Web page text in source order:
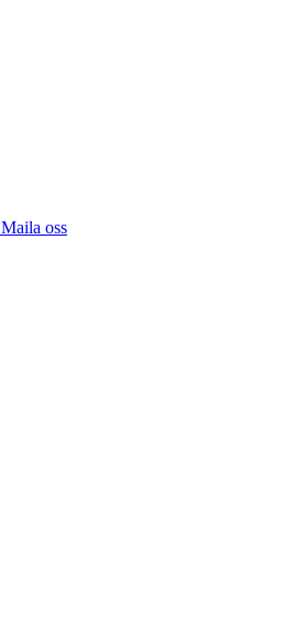
Maila oss